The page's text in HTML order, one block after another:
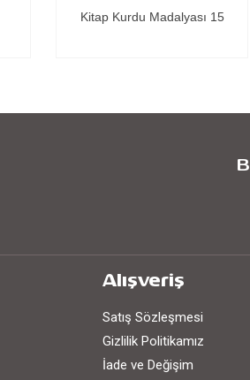
Kitap Kurdu Madalyası 15
Alışveriş
Satış Sözleşmesi
Gizlilik Politikamız
İade ve Değişim